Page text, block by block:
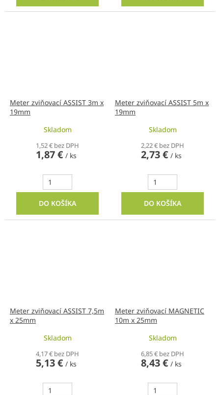
Meter zviňovací ASSIST 3m x
19mm
Skladom
1,52 € bez DPH
1,87 € / ks
DO KOŠÍKA
Meter zviňovací ASSIST 5m x
19mm
Skladom
2,22 € bez DPH
2,73 € / ks
DO KOŠÍKA
Meter zviňovací ASSIST 7,5m
x 25mm
Skladom
4,17 € bez DPH
5,13 € / ks
Meter zviňovací MAGNETIC
10m x 25mm
Skladom
6,85 € bez DPH
8,43 € / ks